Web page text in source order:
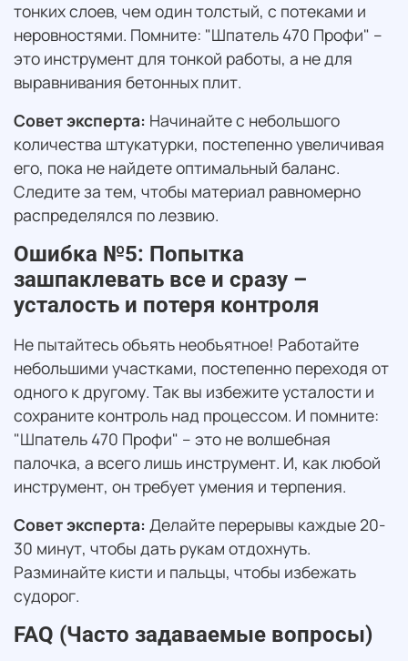
тонких слоев, чем один толстый, с потеками и
неровностями. Помните: "Шпатель 470 Профи" –
это инструмент для тонкой работы, а не для
выравнивания бетонных плит.
Совет эксперта: Начинайте с небольшого
количества штукатурки, постепенно увеличивая
его, пока не найдете оптимальный баланс.
Следите за тем, чтобы материал равномерно
распределялся по лезвию.
Ошибка №5: Попытка
зашпаклевать все и сразу –
усталость и потеря контроля
Не пытайтесь объять необъятное! Работайте
небольшими участками, постепенно переходя от
одного к другому. Так вы избежите усталости и
сохраните контроль над процессом. И помните:
"Шпатель 470 Профи" – это не волшебная
палочка, а всего лишь инструмент. И, как любой
инструмент, он требует умения и терпения.
Совет эксперта: Делайте перерывы каждые 20-
30 минут, чтобы дать рукам отдохнуть.
Разминайте кисти и пальцы, чтобы избежать
судорог.
FAQ (Часто задаваемые вопросы)